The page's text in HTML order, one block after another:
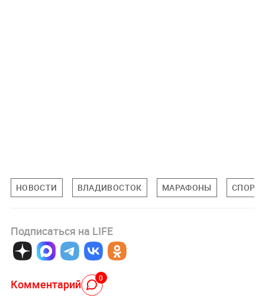
НОВОСТИ ВЛАДИВОСТОК МАРАФОНЫ СПОРТ
Подписаться на LIFE
Комментарий 0